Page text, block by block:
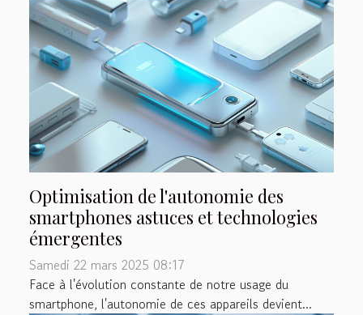
Optimisation de l'autonomie des
smartphones astuces et technologies
émergentes
Samedi 22 mars 2025 08:17
Face à l'évolution constante de notre usage du
smartphone, l'autonomie de ces appareils devient...